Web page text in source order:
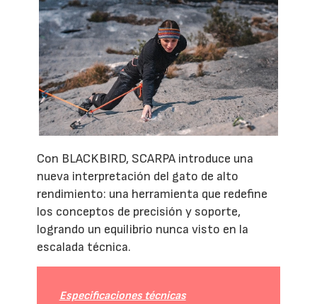
Con BLACKBIRD, SCARPA introduce una
nueva interpretación del gato de alto
rendimiento: una herramienta que redefine
los conceptos de precisión y soporte,
logrando un equilibrio nunca visto en la
escalada técnica.
Especificaciones técnicas